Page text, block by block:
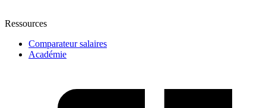
Ressources
Comparateur salaires
Académie